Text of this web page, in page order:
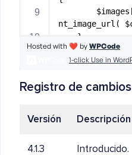
Registro de cambios
Versión Descripción
4.1.3 Introducido.